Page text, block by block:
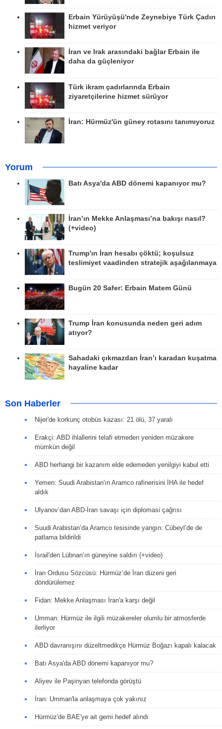
Erbain Yürüyüşü'nde Zeynebiye Türk Çadırı
hizmet veriyor
İran ve Irak arasındaki bağlar Erbain ile
daha da güçleniyor
Türk ikram çadırlarında Erbain
ziyaretçilerine hizmet sürüyor
İran: Hürmüz'ün güney rotasını tanımıyoruz
Yorum
Batı Asya'da ABD dönemi kapanıyor mu?
İran’ın Mekke Anlaşması’na bakışı nasıl?
(+video)
Trump'ın İran hesabı çöktü; koşulsuz
teslimiyet vaadinden stratejik aşağılanmaya
Bugün 20 Safer: Erbain Matem Günü
Trump İran konusunda neden geri adım
atıyor?
Sahadaki çıkmazdan İran’ı karadan kuşatma
hayaline kadar
Son Haberler
Nijer'de korkunç otobüs kazası: 21 ölü, 37 yaralı
Erakçi: ABD ihlallerini telafi etmeden yeniden müzakere
mümkün değil
ABD herhangi bir kazanım elde edemeden yenilgiyi kabul etti
Yemen: Suudi Arabistan'ın Aramco rafinerisini İHA ile hedef
aldık
Ulyanov’dan ABD-İran savaşı için diplomasi çağrısı
Suudi Arabistan’da Aramco tesisinde yangın: Cübeyl’de de
patlama bildirildi
İsrail'den Lübnan’ın güneyine saldırı (+video)
İran Ordusu Sözcüsü: Hürmüz’de İran düzeni geri
döndürülemez
Fidan: Mekke Anlaşması İran'a karşı değil
Umman: Hürmüz ile ilgili müzakereler olumlu bir atmosferde
ilerliyor
ABD davranışını düzeltmedikçe Hürmüz Boğazı kapalı kalacak
Batı Asya'da ABD dönemi kapanıyor mu?
Aliyev ile Paşinyan telefonda görüştü
İran: Umman'la anlaşmaya çok yakınız
Hürmüz'de BAE'ye ait gemi hedef alındı